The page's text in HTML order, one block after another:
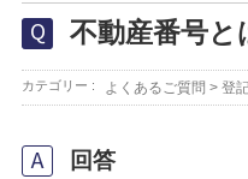
不動産番号と
カテゴリー : よくあるご質問 > 登
回答